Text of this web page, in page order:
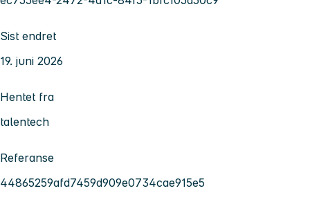
Sist endret
19. juni 2026
Hentet fra
talentech
Referanse
44865259afd7459d909e0734cae915e5